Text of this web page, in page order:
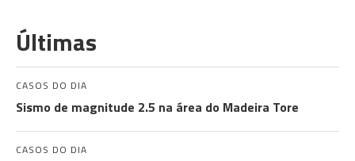
Últimas
CASOS DO DIA
Sismo de magnitude 2.5 na área do Madeira Tore
CASOS DO DIA